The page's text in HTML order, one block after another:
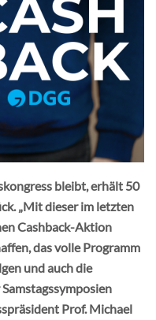
bleibt, erhält 50
„Mit dieser im letzten
Cashback-Aktion
das volle Programm
und auch die
Prof. Michael